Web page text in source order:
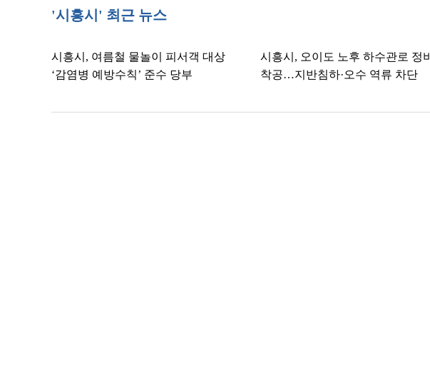
'시흥시' 최근 뉴스
시흥시, 여름철 물놀이 피서객 대상
‘감염병 예방수칙’ 준수 당부
시흥시, 오이도 노후 하수관로 정비
착공…지반침하·오수 역류 차단